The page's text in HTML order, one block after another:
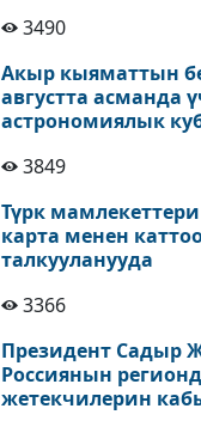
3490
Акыр кыяматтын
августта асманда
астрономиялык
3849
Түрк
карта менен
талкууланууда
3366
Президент Садыр
Россиянын
жетекчилерин